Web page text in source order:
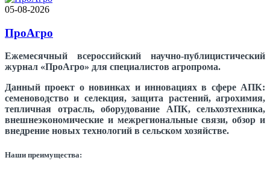
05-08-2026
ПроАгро
Ежемесячный всероссийский научно-публицистический
журнал «ПроАгро» для специалистов агропрома.
Данный проект о новинках и инновациях в сфере АПК:
семеноводство и селекция, защита растений, агрохимия,
тепличная отрасль, оборудование АПК, сельхозтехника,
внешнеэкономические и межрегиональные связи, обзор и
внедрение новых технологий в сельском хозяйстве.
Наши преимущества: